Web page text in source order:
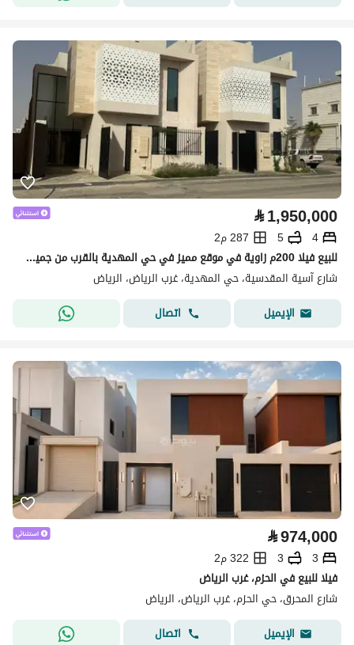
⃁1,950,000
4
5
287 م2
للبيع فيلا 200م زاوية في موقع مميز في حي المهدية بالقرب من جميع الخدمات - شارع 20 شرقي و20 جنوبي
شارع آسية المقدسية، حي المهدية، غرب الرياض، الرياض
الإيميل
اتصال
⃁974,000
3
3
322 م2
فيلا للبيع في الحزم، غرب الرياض
شارع المحرق، حي الحزم، غرب الرياض، الرياض
الإيميل
اتصال